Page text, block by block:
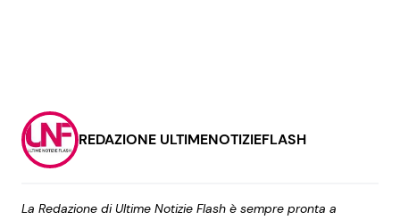
REDAZIONE ULTIMENOTIZIEFLASH
La Redazione di Ultime Notizie Flash è sempre pronta a